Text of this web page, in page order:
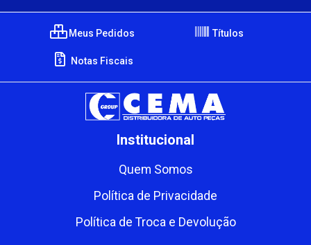
Meus Pedidos Títulos
Notas Fiscais
Institucional
Quem Somos
Política de Privacidade
Política de Troca e Devolução